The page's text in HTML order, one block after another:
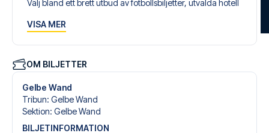
Välj bland ett brett utbud av fotbollsbiljetter, utvalda hotell
som passar dig bäst.
Din säkerhet och upplevelse är vår högsta prioritet. Vi
säkerställer en problemfri bokningsprocess i samband
med din fotbollspaket och står redo med personlig
service både före och under resan. Vi är tillgängliga på
+46 22 03 00 14 eller
VISA MER
OM BILJETTER
Gelbe Wand
Tribun: Gelbe Wand
Sektion: Gelbe Wand
BILJETINFORMATION